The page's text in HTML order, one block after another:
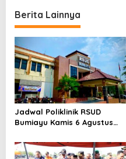
Berita Lainnya
Jadwal Poliklinik RSUD
Bumiayu Kamis 6 Agustus
Dokter Sebelum Berkunjung